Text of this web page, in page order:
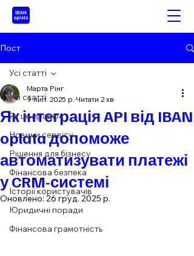
Пост
Усі статті
Як це працює
Новини сервісу
Рішення для бізнесу
Фінансова безпека
Історії користувачів
Юридичні поради
Фінансова грамотність
Усі статті
Як інтеграція API від IBAN
oplata допоможе
автоматизувати платежі
у CRM-системі
Марта Рінг
9 лип. 2025 р. Читати 2 хв
Оновлено: 26 груд. 2025 р.